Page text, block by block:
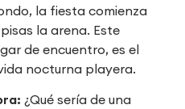
la fiesta comienza
la arena. Este
de encuentro, es el
nocturna playera.
¿Qué sería de una